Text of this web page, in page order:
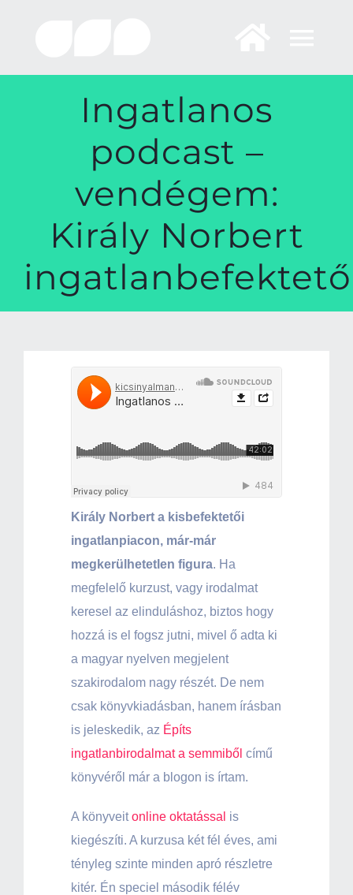
Ingatlanos
podcast –
vendégem:
Király Norbert
ingatlanbefektető
Király Norbert a kisbefektetői
ingatlanpiacon, már-már
megkerülhetetlen figura. Ha
megfelelő kurzust, vagy irodalmat
keresel az elinduláshoz, biztos hogy
hozzá is el fogsz jutni, mivel ő adta ki
a magyar nyelven megjelent
szakirodalom nagy részét. De nem
csak könyvkiadásban, hanem írásban
is jeleskedik, az Építs
ingatlanbirodalmat a semmiből című
könyvéről már a blogon is írtam.
A könyveitonline oktatással is
kiegészíti. A kurzusa két fél éves, ami
tényleg szinte minden apró részletre
kitér. Én speciel második félév